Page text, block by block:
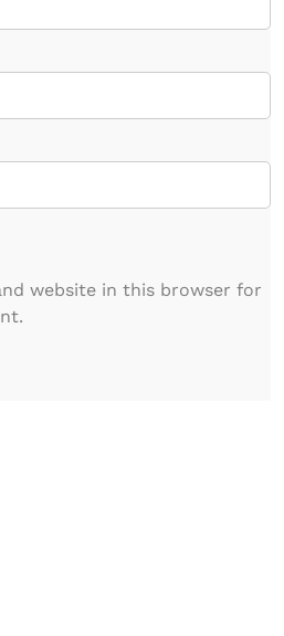
website in this browser for